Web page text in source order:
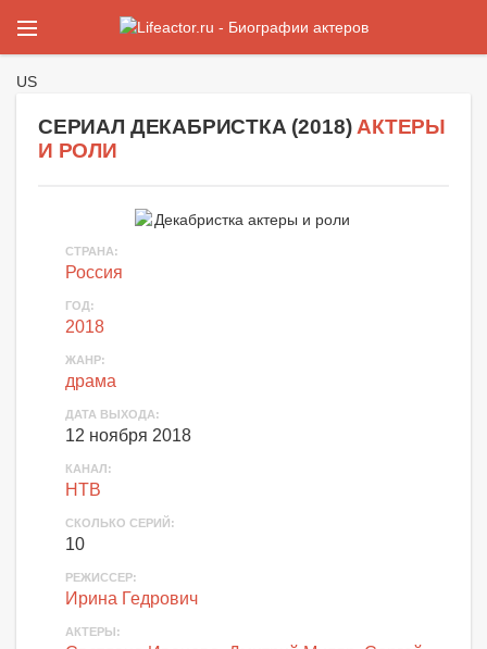
US
СЕРИАЛ ДЕКАБРИСТКА (2018) АКТЕРЫ
И РОЛИ
СТРАНА:
Россия
ГОД:
2018
ЖАНР:
драма
ДАТА ВЫХОДА:
12 ноября 2018
КАНАЛ:
НТВ
СКОЛЬКО СЕРИЙ:
10
РЕЖИССЕР:
Ирина Гедрович
АКТЕРЫ: